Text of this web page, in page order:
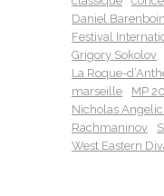
Daniel
Festival
Grigory Sokolov
La Roque-
marseille
MP
Nicholas
Rachmaninov
West Eastern